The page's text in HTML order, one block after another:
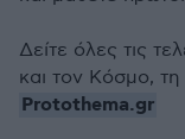
Δείτε όλες τις
και τον Κόσμο,
Protothema.gr